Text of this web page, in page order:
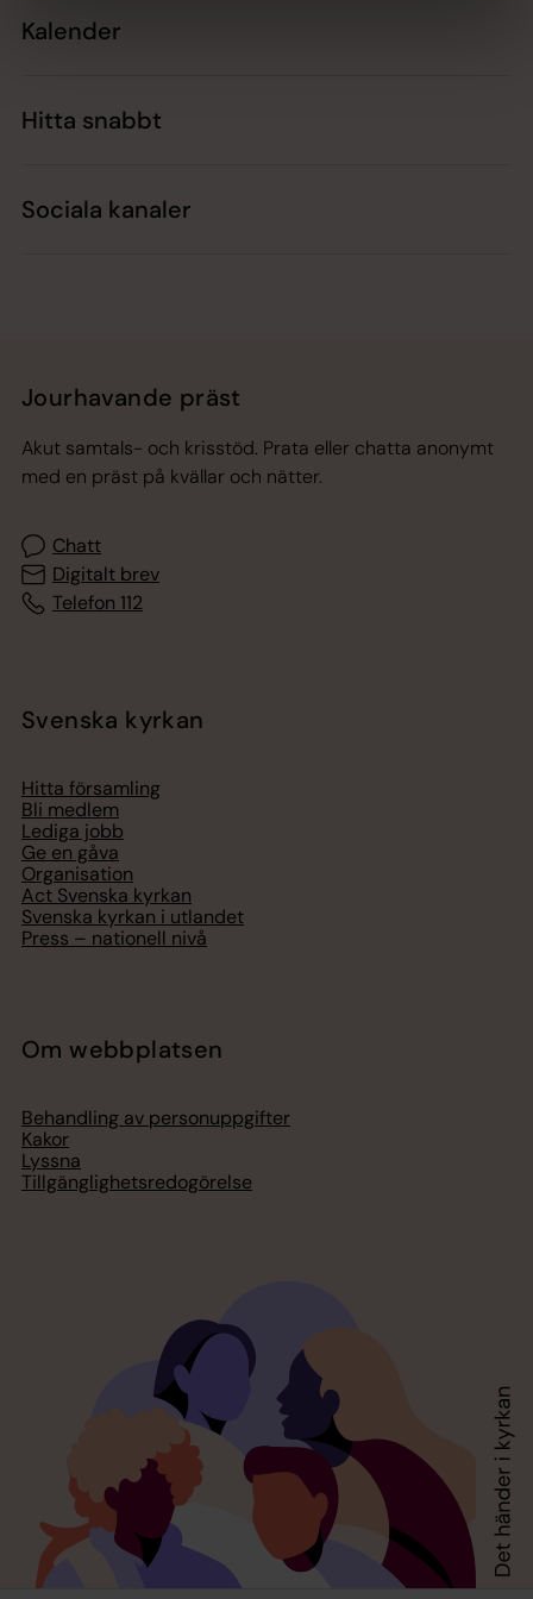
Kalender
Hitta snabbt
Sociala kanaler
Jourhavande präst
Akut samtals- och krisstöd. Prata eller chatta anonymt
med en präst på kvällar och nätter.
Chatt
Digitalt brev
Telefon 112
Svenska kyrkan
Hitta församling
Bli medlem
Lediga jobb
Ge en gåva
Organisation
Act Svenska kyrkan
Svenska kyrkan i utlandet
Press – nationell nivå
Om webbplatsen
Behandling av personuppgifter
Kakor
Lyssna
Tillgänglighetsredogörelse